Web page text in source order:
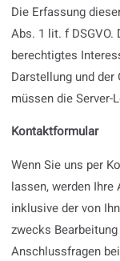
Die Erfassung
Abs. 1 lit. f
berechtigtes
Darstellung und
müssen die Server-
Kontaktformular
Wenn Sie uns per
lassen, werden
inklusive der von
zwecks
Anschlussfragen